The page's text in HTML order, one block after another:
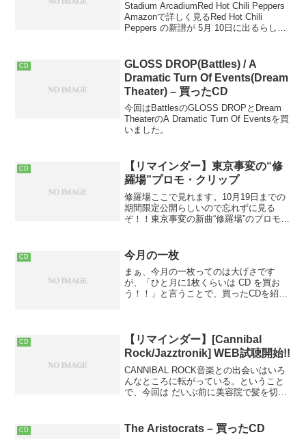
Stadium ArcadiumRed Hot Chili Peppers
Amazonで詳しく見るRed Hot Chili
Peppers の新譜が 5月 10日に出るらしい
CD
GLOSS DROP(Battles) / A
Dramatic Turn Of Events(Dream
Theater) – 買ったCD
今回はBattlesのGLOSS DROPとDream
TheaterのA Dramatic Turn Of Eventsを買
いました。
CD
【リマインダー】東京事変の“修
羅場”プロモ・クリップ
修羅場ここで見れます。10月19日までの
期間限定公開らしいので忘れずに見る
ぞ！！東京事変の新曲“修羅場”のプロモ・
ゼロって感じですか？？
CD 今月の一枚
まぁ、今月の一枚ってのは大げさです
が、「ひと月に1枚くらいは CD を買お
う！！」と言うことで、買ったCDを紹介
...
CD
【リマインダー】[Cannibal
Rock/Jazztronik] WEB試聴開始!!
CANNIBAL ROCK音楽との出会いはいろ
んなところに転がっている。ということ
で、今回は だいぶ前に美容院で髪を切っ
のニューアルバム『C...
CD The Aristocrats – 買ったCD